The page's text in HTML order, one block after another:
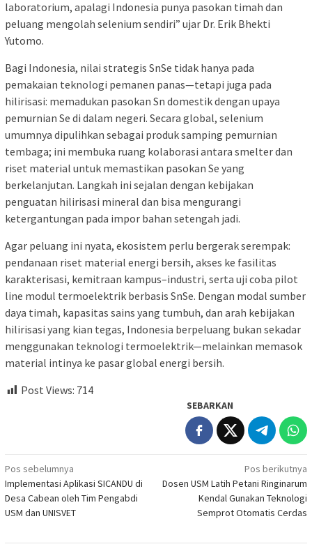
laboratorium, apalagi Indonesia punya pasokan timah dan
peluang mengolah selenium sendiri” ujar Dr. Erik Bhekti
Yutomo.
Bagi Indonesia, nilai strategis SnSe tidak hanya pada
pemakaian teknologi pemanen panas—tetapi juga pada
hilirisasi: memadukan pasokan Sn domestik dengan upaya
pemurnian Se di dalam negeri. Secara global, selenium
umumnya dipulihkan sebagai produk samping pemurnian
tembaga; ini membuka ruang kolaborasi antara smelter dan
riset material untuk memastikan pasokan Se yang
berkelanjutan. Langkah ini sejalan dengan kebijakan
penguatan hilirisasi mineral dan bisa mengurangi
ketergantungan pada impor bahan setengah jadi.
Agar peluang ini nyata, ekosistem perlu bergerak serempak:
pendanaan riset material energi bersih, akses ke fasilitas
karakterisasi, kemitraan kampus–industri, serta uji coba pilot
line modul termoelektrik berbasis SnSe. Dengan modal sumber
daya timah, kapasitas sains yang tumbuh, dan arah kebijakan
hilirisasi yang kian tegas, Indonesia berpeluang bukan sekadar
menggunakan teknologi termoelektrik—melainkan memasok
material intinya ke pasar global energi bersih.
Post Views: 714
SEBARKAN
Navigasi
pos
Pos sebelumnya
Implementasi Aplikasi SICANDU di
Desa Cabean oleh Tim Pengabdi
USM dan UNISVET
Pos berikutnya
Dosen USM Latih Petani Ringinarum
Kendal Gunakan Teknologi
Semprot Otomatis Cerdas